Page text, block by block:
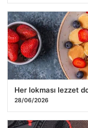
Her lokması lezzet
28/06/2026